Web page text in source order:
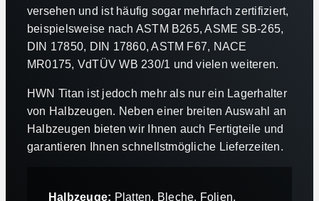
versehen und ist häufig sogar mehrfach zertifiziert,
beispielsweise nach ASTM B265, ASME SB-265,
DIN 17850, DIN 17860, ASTM F67, NACE
MR0175, VdTÜV WB 230/1 und vielen weiteren.
HWN Titan ist jedoch mehr als nur ein Lagerhalter
von Halbzeugen. Neben einer breiten Auswahl an
Halbzeugen bieten wir Ihnen auch Fertigteile und
garantieren Ihnen schnellstmögliche Lieferzeiten.
Halbzeuge: Platten, Bleche, Folien,